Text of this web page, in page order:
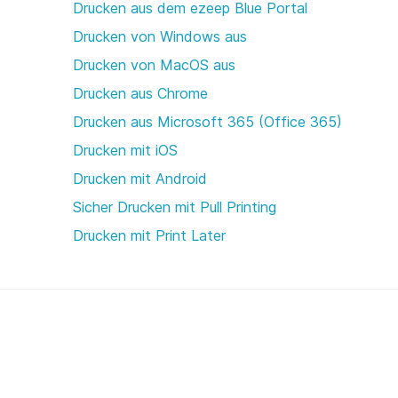
Drucken aus dem ezeep Blue Portal
Drucken von Windows aus
Drucken von MacOS aus
Drucken aus Chrome
Drucken aus Microsoft 365 (Office 365)
Drucken mit iOS
Drucken mit Android
Sicher Drucken mit Pull Printing
Drucken mit Print Later